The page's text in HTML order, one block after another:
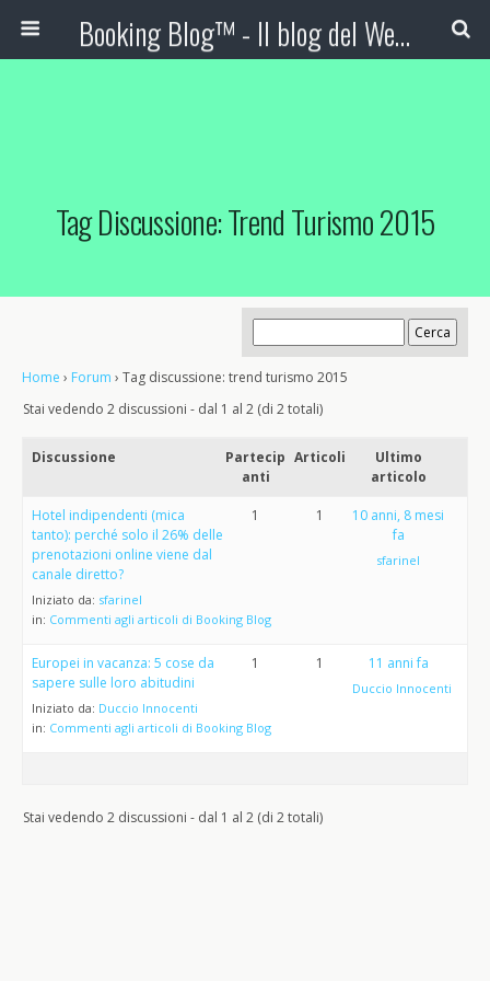
Booking Blog™ - Il blog del Web Marketing Turistico
Tag Discussione: Trend Turismo 2015
Home › Forum › Tag discussione: trend turismo 2015
Stai vedendo 2 discussioni - dal 1 al 2 (di 2 totali)
Discussione
Partecip
anti
Articoli
Ultimo
articolo
Hotel indipendenti (mica
tanto): perché solo il 26% delle
prenotazioni online viene dal
canale diretto?
Iniziato da: sfarinel
in: Commenti agli articoli di Booking Blog
1 1
10 anni, 8 mesi
fa
sfarinel
Europei in vacanza: 5 cose da
sapere sulle loro abitudini
Iniziato da: Duccio Innocenti
in: Commenti agli articoli di Booking Blog
1 1 11 anni fa
Duccio Innocenti
Stai vedendo 2 discussioni - dal 1 al 2 (di 2 totali)